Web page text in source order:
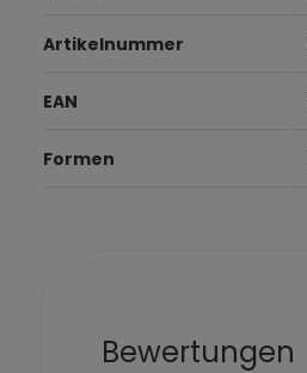
Artikelnummer
EAN
Formen
Bewertungen